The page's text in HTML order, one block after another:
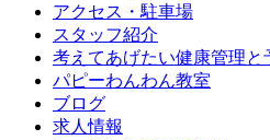
アクセス・駐車場
スタッフ紹介
考えてあげたい健康管理と
パピーわんわん教室
ブログ
求人情報